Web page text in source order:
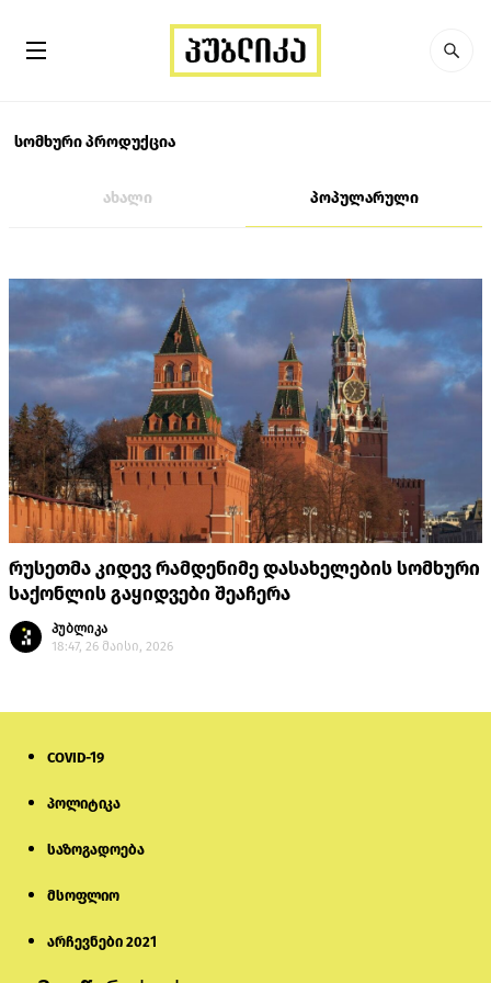
სომხური პროდუქცია
ახალი პოპულარული
რუსეთმა კიდევ რამდენიმე დასახელების სომხური
საქონლის გაყიდვები შეაჩერა
პუბლიკა
18:47, 26 მაისი, 2026
COVID-19
პოლიტიკა
საზოგადოება
მსოფლიო
არჩევნები 2021